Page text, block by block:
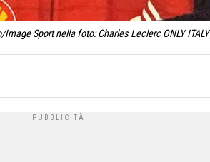
Sport nella foto: Charles Leclerc ONLY ITALY